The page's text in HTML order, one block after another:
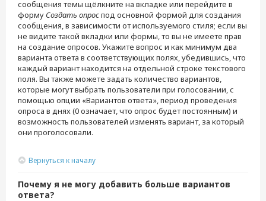
сообщения темы щёлкните на вкладке или перейдите в
формуСоздать опроспод основной формой для создания
сообщения, в зависимости от используемого стиля; если вы
не видите такой вкладки или формы, то вы не имеете прав
на создание опросов. Укажите вопрос и как минимум два
варианта ответа в соответствующих полях, убедившись, что
каждый вариант находится на отдельной строке текстового
поля. Вы также можете задать количество вариантов,
которые могут выбрать пользователи при голосовании, с
помощью опции «Вариантов ответа», период проведения
опроса в днях (0 означает, что опрос будет постоянным) и
возможность пользователей изменять вариант, за который
они проголосовали.
Вернуться к началу
Почему я не могу добавить больше вариантов
ответа?